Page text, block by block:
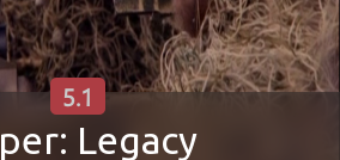
Legacy
5.1